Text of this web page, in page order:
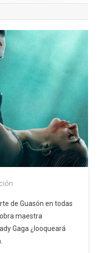
de Guasón en todas
maestra
Gaga ¿looqueará